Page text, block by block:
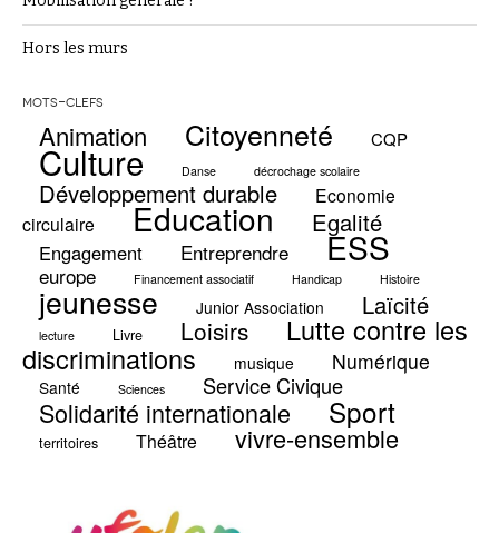
Hors les murs
MOTS-CLEFS
Animation Citoyenneté CQP
Culture Danse décrochage scolaire
Développement durable
Economie
circulaire
Education Egalité
Engagement Entreprendre ESS
europe Financement associatif Handicap Histoire
jeunesse Junior Association Laïcité
lecture Livre Loisirs Lutte contre les
discriminations musique Numérique
Santé Sciences Service Civique
Solidarité internationale Sport
territoires Théâtre vivre-ensemble